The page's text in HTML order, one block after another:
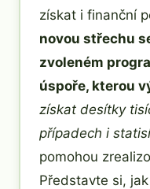
získat i finanční
novou střechu
zvoleném
úspoře, kterou
získat desítky
případech i
pomohou
Představte si,